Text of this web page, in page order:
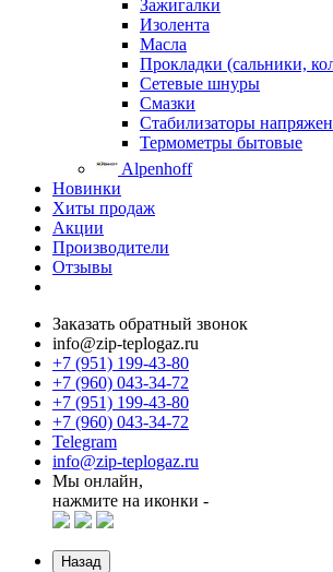
Зажигалки
Изолента
Масла
Прокладки (сальники,
Сетевые шнуры
Смазки
Стабилизаторы
Термометры бытовые
Alpenhoff
Новинки
Хиты продаж
Акции
Производители
Отзывы
Заказать обратный звонок
info@zip-teplogaz.ru
+7 (951) 199-43-80
+7 (960) 043-34-72
+7 (951) 199-43-80
+7 (960) 043-34-72
Telegram
info@zip-teplogaz.ru
Мы онлайн,
нажмите на иконки -
Назад